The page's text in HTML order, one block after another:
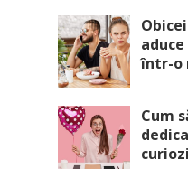
într-o
Cum